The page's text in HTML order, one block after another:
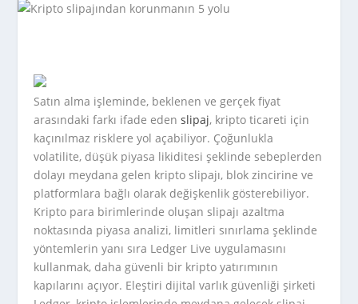
Satın alma işleminde, beklenen ve gerçek fiyat
arasındaki farkı ifade edenslipaj, kripto ticareti için
kaçınılmaz risklere yol açabiliyor. Çoğunlukla
volatilite, düşük piyasa likiditesi şeklinde sebeplerden
dolayı meydana gelen kripto slipajı, blok zincirine ve
platformlara bağlı olarak değişkenlik gösterebiliyor.
Kripto para birimlerinde oluşan slipajı azaltma
noktasında piyasa analizi, limitleri sınırlama şeklinde
yöntemlerin yanı sıra Ledger Live uygulamasını
kullanmak, daha güvenli bir kripto yatırımının
kapılarını açıyor. Eleştiri dijital varlık güvenliği şirketi